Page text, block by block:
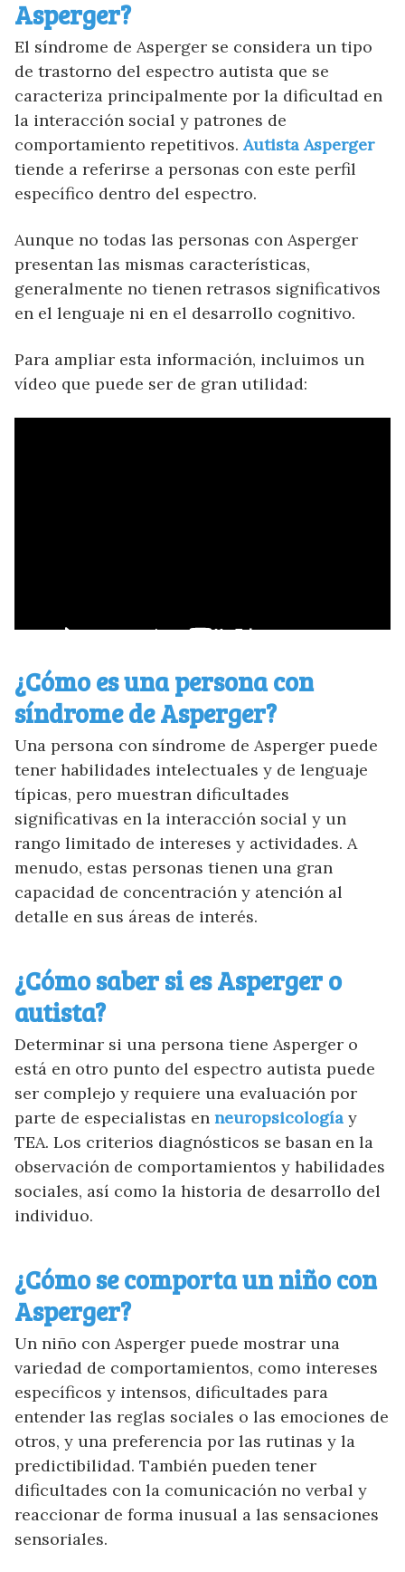
Asperger?
El síndrome de Asperger se considera un tipo
de trastorno del espectro autista que se
caracteriza principalmente por la dificultad en
la interacción social y patrones de
comportamiento repetitivos. Autista Asperger
tiende a referirse a personas con este perfil
específico dentro del espectro.
Aunque no todas las personas con Asperger
presentan las mismas características,
generalmente no tienen retrasos significativos
en el lenguaje ni en el desarrollo cognitivo.
Para ampliar esta información, incluimos un
vídeo que puede ser de gran utilidad:
¿Cómo es una persona con
síndrome de Asperger?
Una persona con síndrome de Asperger puede
tener habilidades intelectuales y de lenguaje
típicas, pero muestran dificultades
significativas en la interacción social y un
rango limitado de intereses y actividades. A
menudo, estas personas tienen una gran
capacidad de concentración y atención al
detalle en sus áreas de interés.
¿Cómo saber si es Asperger o
autista?
Determinar si una persona tiene Asperger o
está en otro punto del espectro autista puede
ser complejo y requiere una evaluación por
parte de especialistas en neuropsicología y
TEA. Los criterios diagnósticos se basan en la
observación de comportamientos y habilidades
sociales, así como la historia de desarrollo del
individuo.
¿Cómo se comporta un niño con
Asperger?
Un niño con Asperger puede mostrar una
variedad de comportamientos, como intereses
específicos y intensos, dificultades para
entender las reglas sociales o las emociones de
otros, y una preferencia por las rutinas y la
predictibilidad. También pueden tener
dificultades con la comunicación no verbal y
reaccionar de forma inusual a las sensaciones
sensoriales.
CERRAR